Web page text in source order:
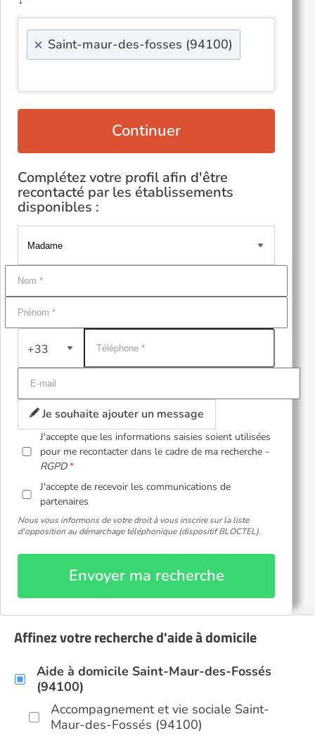
× Saint-maur-des-fosses (94100)
Continuer
Complétez votre profil afin d'être
recontacté par les établissements
disponibles :
+33
Je souhaite ajouter un message
J'accepte que les informations saisies soient utilisées
pour me recontacter dans le cadre de ma recherche -
RGPD
J'accepte de recevoir les communications de
partenaires
Nous vous informons de votre droit à vous inscrire sur la liste
d'opposition au démarchage téléphonique (dispositif BLOCTEL).
Envoyer ma recherche
Affinez votre recherche d'aide à domicile
Aide à domicile Saint-Maur-des-Fossés
(94100)
Accompagnement et vie sociale Saint-
Maur-des-Fossés (94100)